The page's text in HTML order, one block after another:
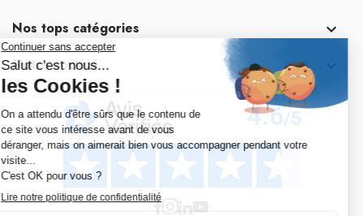
Nos tops catégories 
Notre société